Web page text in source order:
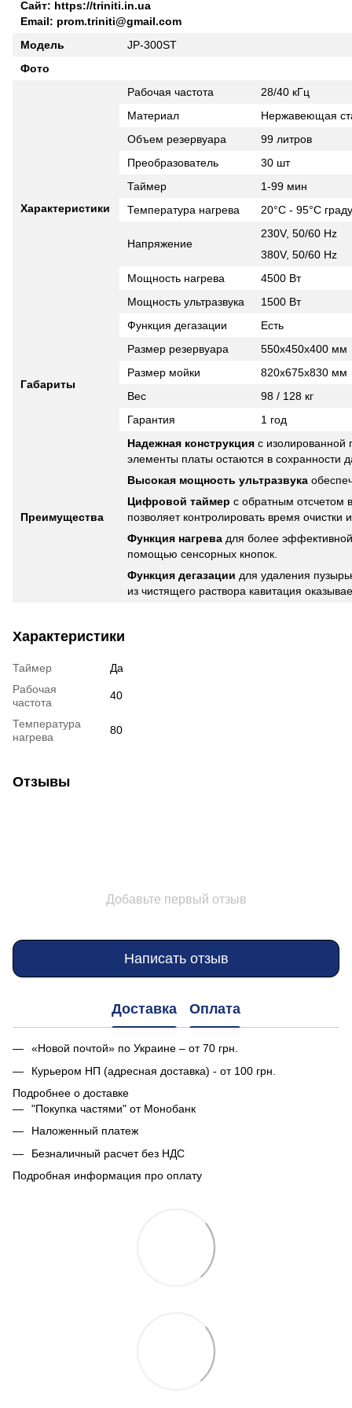
Сайт: https://triniti.in.ua
Email: prom.triniti@gmail.com
Модель
JP-300ST
Фото
Характеристики
Рабочая частота
28/40 кГц
Материал
Нержавеющая
Объем резервуара
99 литров
Преобразователь
30 шт
Таймер
1-99 мин
Температура нагрева
20°C - 95°C
Напряжение
230V, 50/60 Hz
380V, 50/60 Hz
Мощность нагрева
4500 Вт
Мощность ультразвука
1500 Вт
Функция дегазации
Есть
Габариты
Размер резервуара
550x450x400 мм
Размер мойки
820х675х830 мм
Вес
98 / 128 кг
Гарантия
1 год
Преимущества
Надежная конструкция с изолированной
элементы платы остаются в сохранности
Высокая мощность ультразвука
Цифровой таймер с обратным отсчетом
позволяет контролировать время
Функция нагрева для более
помощью сенсорных кнопок.
Функция дегазации для удаления
из чистящего раствора кавитация
Характеристики
Таймер
Да
Рабочая
частота
40
Температура
нагрева
80
Отзывы
Добавьте первый отзыв
Написать отзыв
Доставка Оплата
«Новой почтой» по Украине – от 70 грн.
Курьером НП (адресная доставка) - от 100 грн.
Подробнее о доставке
"Покупка частями" от Монобанк
Наложенный платеж
Безналичный расчет без НДС
Подробная информация про оплату